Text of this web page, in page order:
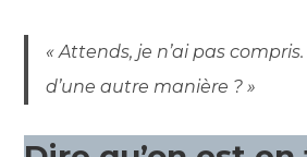
« Attends, je n’ai pas
d’une autre manière ? »